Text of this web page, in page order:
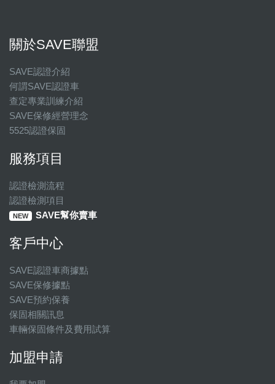
關於SAVE聯盟
SAVE認證介紹
何謂SAVE認證車
查定專業訓練介紹
SAVE保修經營理念
5525認證保固
服務項目
認證檢測流程
認證檢測項目
NEW SAVE幫你賣車
客戶中心
SAVE認證車商據點
SAVE保修據點
SAVE預約保養
保固相關訊息
車輛保固條件及費用試算
加盟申請